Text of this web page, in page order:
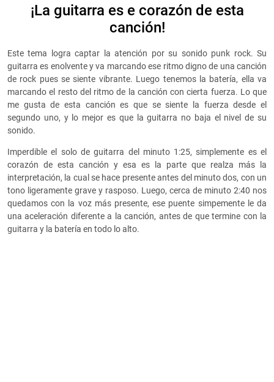
¡La guitarra es e corazón de esta
canción!
Este tema logra captar la atención por su sonido punk rock. Su
guitarra es enolvente y va marcando ese ritmo digno de una canción
de rock pues se siente vibrante. Luego tenemos la batería, ella va
marcando el resto del ritmo de la canción con cierta fuerza. Lo que
me gusta de esta canción es que se siente la fuerza desde el
segundo uno, y lo mejor es que la guitarra no baja el nivel de su
sonido.
Imperdible el solo de guitarra del minuto 1:25, simplemente es el
corazón de esta canción y esa es la parte que realza más la
interpretación, la cual se hace presente antes del minuto dos, con un
tono ligeramente grave y rasposo. Luego, cerca de minuto 2:40 nos
quedamos con la voz más presente, ese puente simpemente le da
una aceleración diferente a la canción, antes de que termine con la
guitarra y la batería en todo lo alto.